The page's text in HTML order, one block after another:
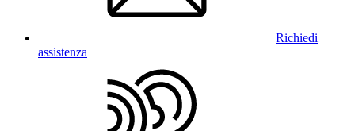
Richiedi
assistenza